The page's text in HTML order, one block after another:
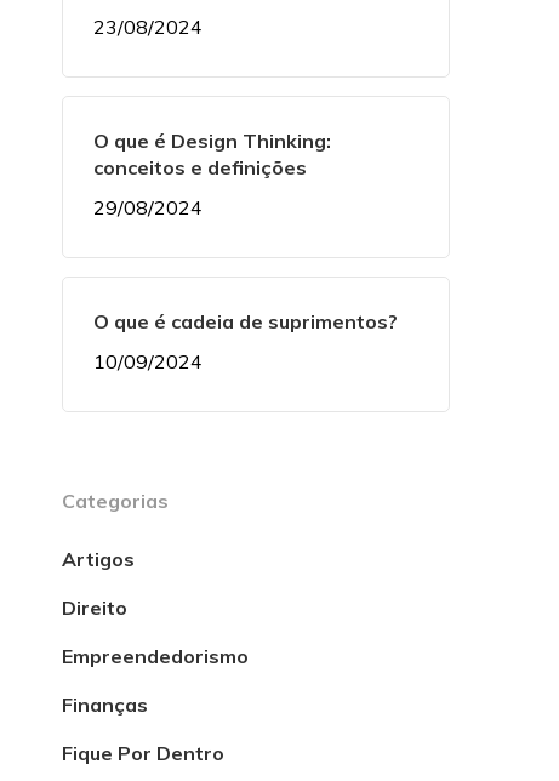
23/08/2024
O que é Design Thinking:
conceitos e definições
29/08/2024
O que é cadeia de suprimentos?
10/09/2024
Categorias
Artigos
Direito
Empreendedorismo
Finanças
Fique Por Dentro